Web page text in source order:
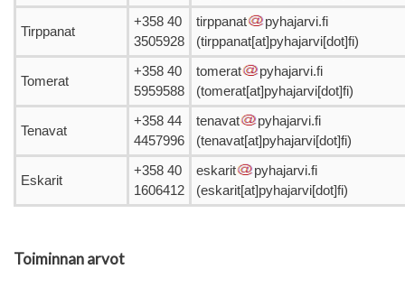
Tirppanat
+358 40
3505928
tirppanat
pyhajarvi.fi
(tirppanat[at]pyhajarvi[dot]fi)
Tomerat
+358 40
5959588
tomerat
pyhajarvi.fi
(tomerat[at]pyhajarvi[dot]fi)
Tenavat
+358 44
4457996
tenavat
pyhajarvi.fi
(tenavat[at]pyhajarvi[dot]fi)
Eskarit
+358 40
1606412
eskarit
pyhajarvi.fi
(eskarit[at]pyhajarvi[dot]fi)
Toiminnan arvot